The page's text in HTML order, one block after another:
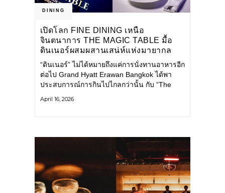
DINING
เปิดโลก FINE DINING เหนือ
จินตนาการ THE MAGIC TABLE มื้อ
ดินเนอร์ผสมผสานเสน่ห์แห่งมายากล
“ดินเนอร์” ไม่ได้หมายถึงแค่การนั่งทานอาหารอีก
ต่อไป Grand Hyatt Erawan Bangkok ได้พา
ประสบการณ์การกินไปไกลกว่านั้น กับ “The
April 16, 2026